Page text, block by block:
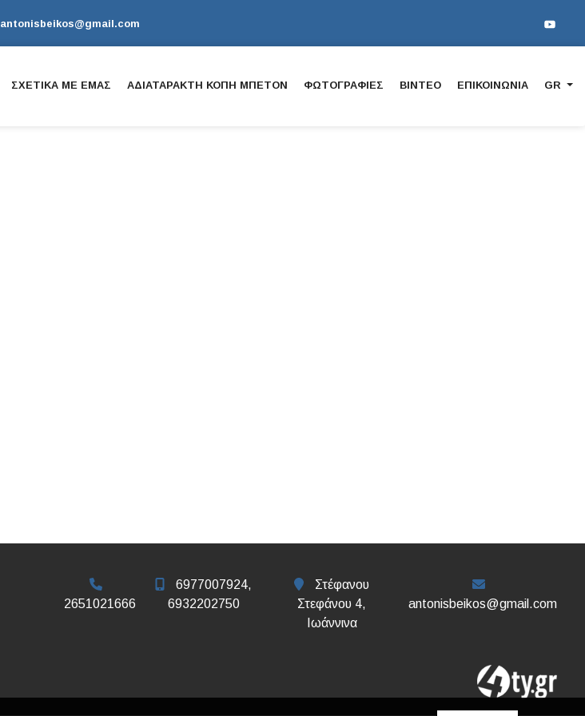
antonisbeikos@gmail.com
ΣΧΕΤΙΚΑ ΜΕ ΕΜΑΣ ΑΔΙΑΤΑΡΑΚΤΗ ΚΟΠΗ ΜΠΕΤΟΝ ΦΩΤΟΓΡΑΦΙΕΣ ΒΙΝTΕΟ ΕΠΙΚΟΙΝΩΝΙΑ GR
2651021666
6977007924,
6932202750
Στέφανου
Στεφάνου 4,
Ιωάννινα
antonisbeikos@gmail.com